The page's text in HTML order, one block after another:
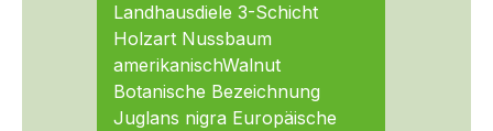
Landhausdiele 3-Schicht
Holzart Nussbaum
amerikanischWalnut
Botanische Bezeichnung
Juglans nigra Europäische